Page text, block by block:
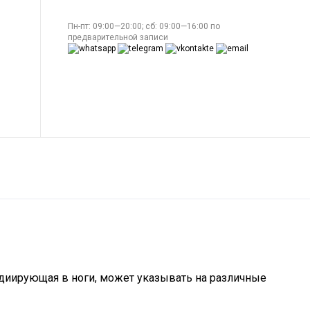
Пн-пт: 09:00—20:00; сб: 09:00—16:00 по
предварительной записи
в ноги, может указывать на различные